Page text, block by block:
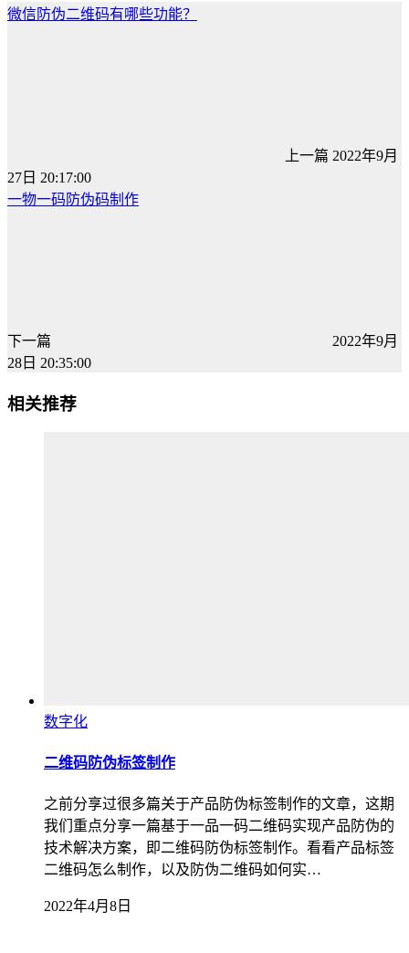
微信防伪二维码有哪些功能？
上一篇 2022年9月
27日 20:17:00
一物一码防伪码制作
下一篇
2022年9月
28日 20:35:00
相关推荐
数字化
二维码防伪标签制作
之前分享过很多篇关于产品防伪标签制作的文章，这期
我们重点分享一篇基于一品一码二维码实现产品防伪的
技术解决方案，即二维码防伪标签制作。看看产品标签
二维码怎么制作，以及防伪二维码如何实…
2022年4月8日